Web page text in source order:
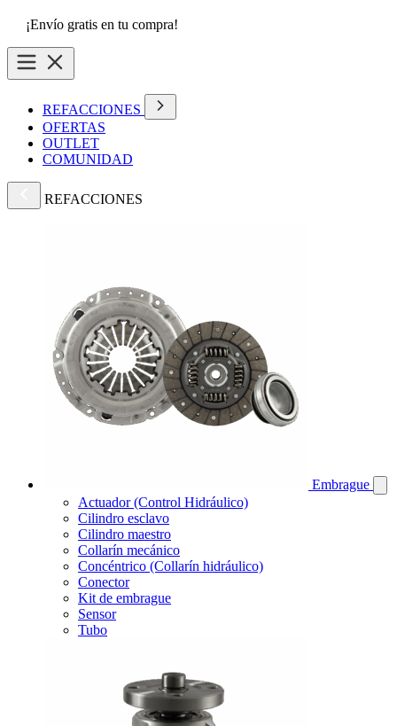
¡Envío gratis en tu compra!
REFACCIONES
OFERTAS
OUTLET
COMUNIDAD
REFACCIONES
Embrague
Actuador (Control Hidráulico)
Cilindro esclavo
Cilindro maestro
Collarín mecánico
Concéntrico (Collarín hidráulico)
Conector
Kit de embrague
Sensor
Tubo